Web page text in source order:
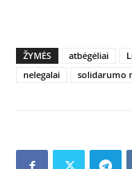
ŽYMĖS atbėgėliai
nelegalai
solidarumo